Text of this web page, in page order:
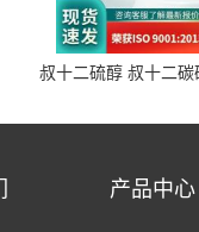
叔十二硫醇 叔十二碳
产品中心